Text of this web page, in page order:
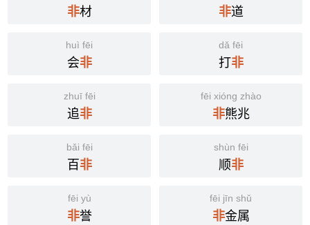
非材 非道
huì fēi
会非
dǎ fēi
打非
zhuī fēi
追非
fēi xióng zhào
非熊兆
bǎi fēi
百非
shùn fēi
顺非
fēi yù
非誉
fēi jīn shǔ
非金属